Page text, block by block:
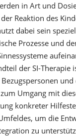
in Art und
Reaktion des
dabei sein
Prozesse und
der SI-Therapie
und
Umgang mit
konkreter
um die
zu